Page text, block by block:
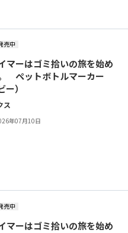
売中
マーはゴミ拾いの旅を始め
ペットボトルマーカー
ー）
ス
年07月10日
売中
マーはゴミ拾いの旅を始め